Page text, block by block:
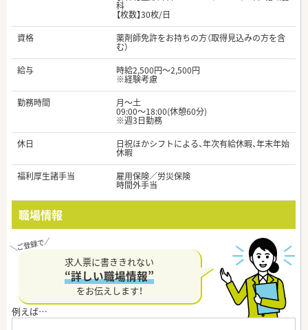
科
【枚数】30枚/日
資格
薬剤師免許をお持ちの方（取得見込みの方を含
む）
給与
時給2,500円～2,500円
※経験考慮
勤務時間
月～土
09:00～18:00(休憩60分)
※週3日勤務
休日
日祝ほかシフトによる、年次有給休暇、年末年始
休暇
福利厚生諸手当
雇用保険／労災保険
時間外手当
職場情報
求人票に書ききれない
“詳しい職場情報”
をお伝えします！